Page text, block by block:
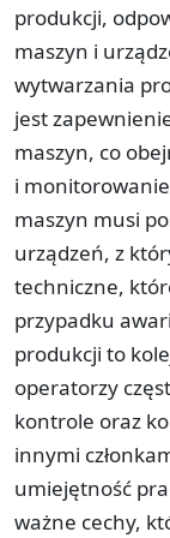
produkcji,
maszyn i
wytwarzania
jest
maszyn, co
i
maszyn musi
urządzeń, z
techniczne,
przypadku
produkcji to
operatorzy
kontrole oraz
innymi
umiejętność
ważne cechy,